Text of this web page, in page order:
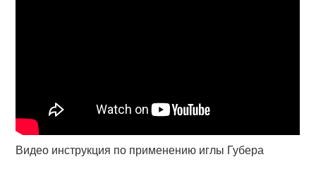
Видео инструкция по применению иглы Губера